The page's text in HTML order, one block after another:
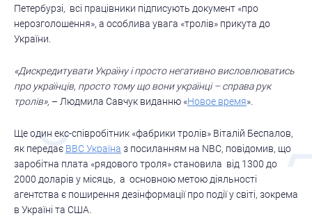
Петербурзі, всі працівники підписують документ «про
нерозголошення», а особлива увага «тролів» прикута до
України.
«Дискредитувати Україну і просто негативно висловлюватись
про українців, просто тому що вони українці – справа рук
тролів», – Людмила Савчук виданню «Новое время».
Ще один екс-співробітник «фабрики тролів» Віталій Беспалов,
як передає BBC Україна з посиланням на NBC, повідомив, що
заробітна плата «рядового троля» становила від 1300 до
2000 доларів у місяць, а основною метою діяльності
агентства є поширення дезінформації про події у світі, зокрема
в Україні та США.